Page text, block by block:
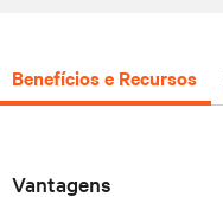
Benefícios e Recursos
Vantagens